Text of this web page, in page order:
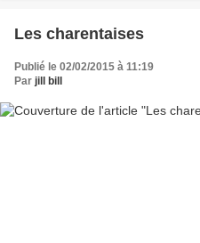
Les charentaises
Publié le 02/02/2015 à 11:19
Par jill bill